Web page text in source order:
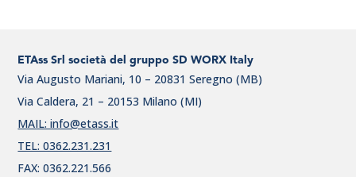
ETAss Srl società del gruppo SD WORX Italy
Via Augusto Mariani, 10 – 20831 Seregno (MB)
Via Caldera, 21 – 20153 Milano (MI)
MAIL: info@etass.it
TEL: 0362.231.231
FAX: 0362.221.566